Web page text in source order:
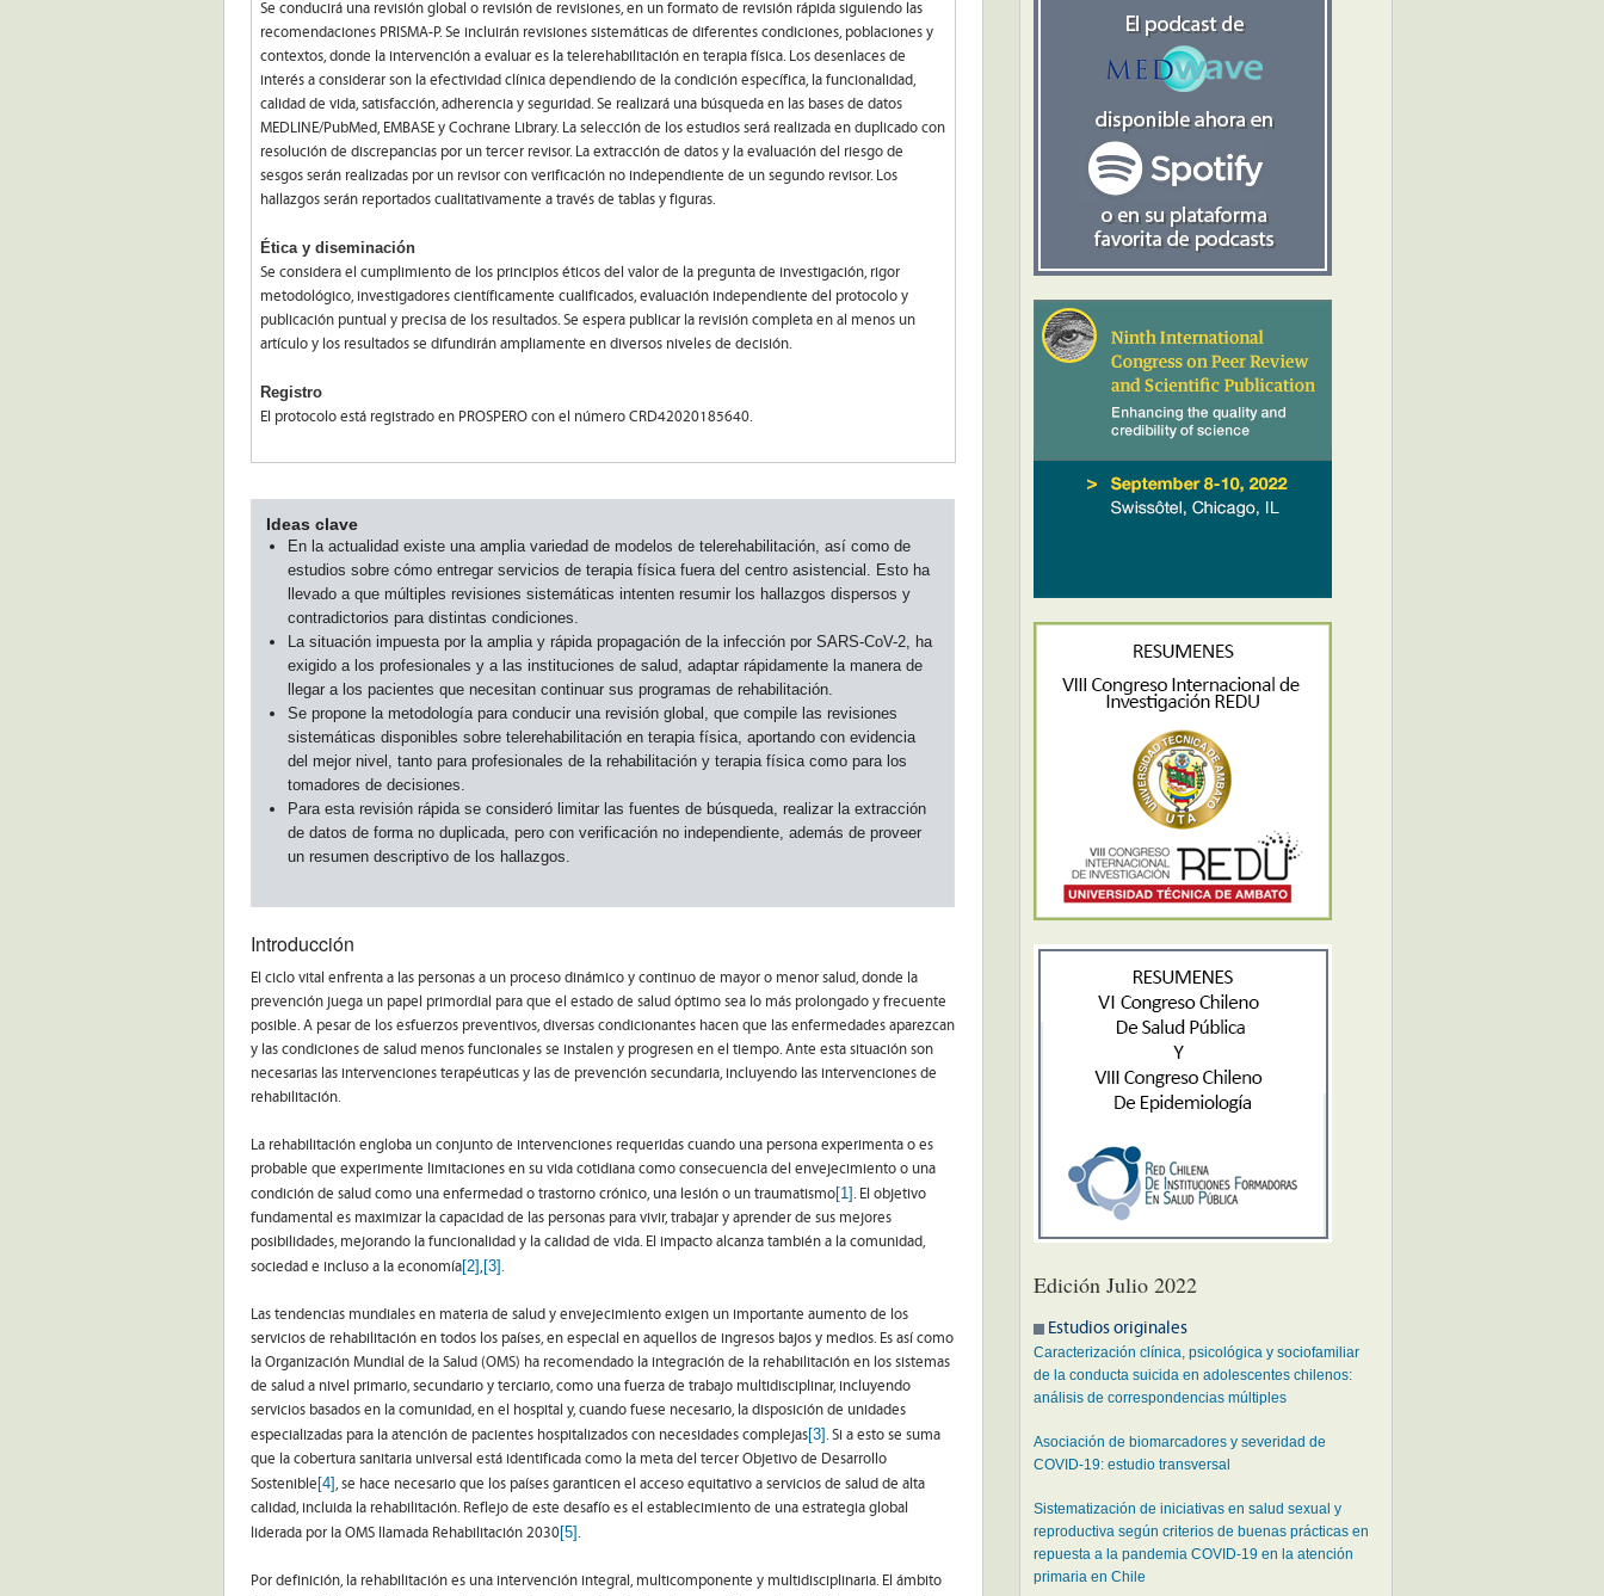
Se conducirá una revisión global o revisión de revisiones, en un formato de revisión rápida siguiendo las
recomendaciones PRISMA-P. Se incluirán revisiones sistemáticas de diferentes condiciones, poblaciones y
contextos, donde la intervención a evaluar es la telerehabilitación en terapia física. Los desenlaces de
interés a considerar son la efectividad clínica dependiendo de la condición específica, la funcionalidad,
calidad de vida, satisfacción, adherencia y seguridad. Se realizará una búsqueda en las bases de datos
MEDLINE/PubMed, EMBASE y Cochrane Library. La selección de los estudios será realizada en duplicado con
resolución de discrepancias por un tercer revisor. La extracción de datos y la evaluación del riesgo de
sesgos serán realizadas por un revisor con verificación no independiente de un segundo revisor. Los
hallazgos serán reportados cualitativamente a través de tablas y figuras.
Ética y diseminación
Se considera el cumplimiento de los principios éticos del valor de la pregunta de investigación, rigor
metodológico, investigadores científicamente cualificados, evaluación independiente del protocolo y
publicación puntual y precisa de los resultados. Se espera publicar la revisión completa en al menos un
artículo y los resultados se difundirán ampliamente en diversos niveles de decisión.
Registro
El protocolo está registrado en PROSPERO con el número CRD42020185640.
Ideas clave
En la actualidad existe una amplia variedad de modelos de telerehabilitación, así como de
estudios sobre cómo entregar servicios de terapia física fuera del centro asistencial. Esto ha
llevado a que múltiples revisiones sistemáticas intenten resumir los hallazgos dispersos y
contradictorios para distintas condiciones.
La situación impuesta por la amplia y rápida propagación de la infección por SARS-CoV-2, ha
exigido a los profesionales y a las instituciones de salud, adaptar rápidamente la manera de
llegar a los pacientes que necesitan continuar sus programas de rehabilitación.
Se propone la metodología para conducir una revisión global, que compile las revisiones
sistemáticas disponibles sobre telerehabilitación en terapia física, aportando con evidencia
del mejor nivel, tanto para profesionales de la rehabilitación y terapia física como para los
tomadores de decisiones.
Para esta revisión rápida se consideró limitar las fuentes de búsqueda, realizar la extracción
de datos de forma no duplicada, pero con verificación no independiente, además de proveer
un resumen descriptivo de los hallazgos.
Introducción
El ciclo vital enfrenta a las personas a un proceso dinámico y continuo de mayor o menor salud, donde la
prevención juega un papel primordial para que el estado de salud óptimo sea lo más prolongado y frecuente
posible. A pesar de los esfuerzos preventivos, diversas condicionantes hacen que las enfermedades aparezcan
y las condiciones de salud menos funcionales se instalen y progresen en el tiempo. Ante esta situación son
necesarias las intervenciones terapéuticas y las de prevención secundaria, incluyendo las intervenciones de
rehabilitación.
La rehabilitación engloba un conjunto de intervenciones requeridas cuando una persona experimenta o es
probable que experimente limitaciones en su vida cotidiana como consecuencia del envejecimiento o una
condición de salud como una enfermedad o trastorno crónico, una lesión o un traumatismo[1]. El objetivo
fundamental es maximizar la capacidad de las personas para vivir, trabajar y aprender de sus mejores
posibilidades, mejorando la funcionalidad y la calidad de vida. El impacto alcanza también a la comunidad,
sociedad e incluso a la economía[2] , [3].
Las tendencias mundiales en materia de salud y envejecimiento exigen un importante aumento de los
servicios de rehabilitación en todos los países, en especial en aquellos de ingresos bajos y medios. Es así como
la Organización Mundial de la Salud (OMS) ha recomendado la integración de la rehabilitación en los sistemas
de salud a nivel primario, secundario y terciario, como una fuerza de trabajo multidisciplinar, incluyendo
servicios basados en la comunidad, en el hospital y, cuando fuese necesario, la disposición de unidades
especializadas para la atención de pacientes hospitalizados con necesidades complejas[3]. Si a esto se suma
que la cobertura sanitaria universal está identificada como la meta del tercer Objetivo de Desarrollo
Sostenible [4] , se hace necesario que los países garanticen el acceso equitativo a servicios de salud de alta
calidad, incluida la rehabilitación. Reflejo de este desafío es el establecimiento de una estrategia global
liderada por la OMS llamada Rehabilitación 2030[5].
Por definición, la rehabilitación es una intervención integral, multicomponente y multidisciplinaria. El ámbito
Edición Julio 2022
Estudios originales
Caracterización clínica, psicológica y sociofamiliar
de la conducta suicida en adolescentes chilenos:
análisis de correspondencias múltiples
Asociación de biomarcadores y severidad de
COVID-19: estudio transversal
Sistematización de iniciativas en salud sexual y
reproductiva según criterios de buenas prácticas en
repuesta a la pandemia COVID-19 en la atención
primaria en Chile